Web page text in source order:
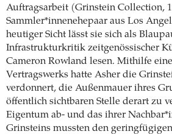
Auftragsarbeit (Grinstein Collection,
Sammler*innenehepaar aus Los
heutiger Sicht lässt sie sich als
Infrastrukturkritik zeitgenössischer
Cameron Rowland lesen. Mithilfe
Vertragswerks hatte Asher die
verdonnert, die Außenmauer ihres
öffentlich sichtbaren Stelle derart zu
Eigentum ab- und das ihrer
Grinsteins mussten den